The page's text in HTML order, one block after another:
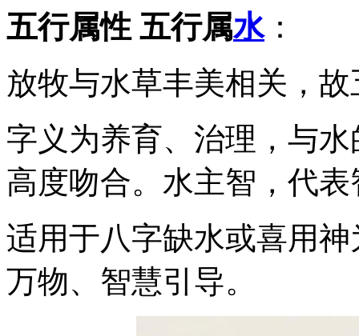
五行属性 五行属水：
放牧与水草丰美相关，
字义为养育、治理，与水
高度吻合。水主智，代
适用于八字缺水或喜用
万物、智慧引导。